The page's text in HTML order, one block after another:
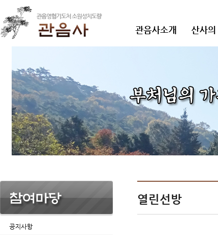
관음사소개 산사
공지사항
열린선방